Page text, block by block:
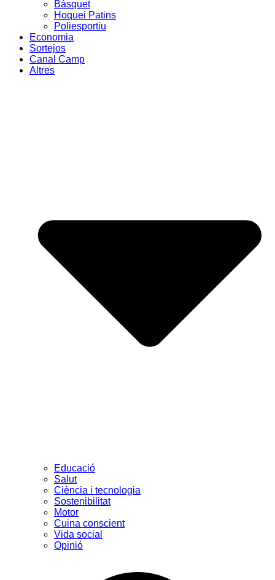
Bàsquet
Hoquei Patins
Poliesportiu
Economia
Sortejos
Canal Camp
Altres
Educació
Salut
Ciència i tecnologia
Sostenibilitat
Motor
Cuina conscient
Vida social
Opinió